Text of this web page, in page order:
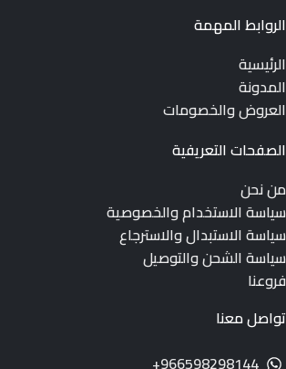
الروابط المهمة
الرئيسية
المدونة
العروض والخصومات
الصفحات التعريفية
من نحن
سياسة الاستخدام والخصوصية
سياسة الاستبدال والاسترجاع
سياسة الشحن والتوصيل
فروعنا
تواصل معنا
966598298144+